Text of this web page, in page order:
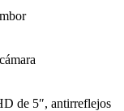
de 5″, antirreflejos